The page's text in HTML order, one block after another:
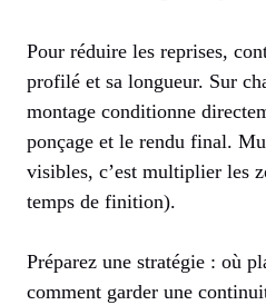
Pour réduire les reprises,
profilé et sa longueur. Sur
montage conditionne
ponçage et le rendu final.
visibles, c’est multiplier les
temps de finition).
Préparez une stratégie : où
comment garder une